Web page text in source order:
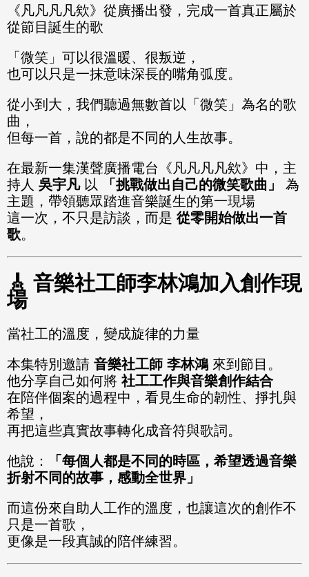
《凡凡凡凡欸》從廣播出發，完成一首真正屬於
從節目誕生的歌
「微笑」可以很溫暖、很叛逆，
也可以只是一抹意味深長的嘴角弧度。
從小到大，我們聽過無數首以「微笑」為名的歌
曲，
但每一首，說的都是不同的人生故事。
在最新一集漢聲廣播電台《凡凡凡凡欸》中，主
持人 吳宇凡以 「挑戰做出自己的微笑歌曲」
為
主題，帶領聽眾踏進音樂誕生的第一現場
這一次，不只是訪談，而是 從零開始做出一首
歌。
🎸 音樂社工師李林鴻加入創作現
場
當社工的溫度，變成旋律的力量
本集特別邀請 音樂社工師 李林鴻 來到節目。
他分享自己如何將 社工工作與音樂創作結合
在陪伴個案的過程中，看見生命的韌性、掙扎與
希望，
再把這些真實故事轉化成音符與歌詞。
他說：
「每個人都是不同的時區，希望透過音樂
折射不同的故事，感動全世界」
而這份來自助人工作的溫度，也讓這次的創作不
只是一首歌，
更像是一段真誠的陪伴練習。